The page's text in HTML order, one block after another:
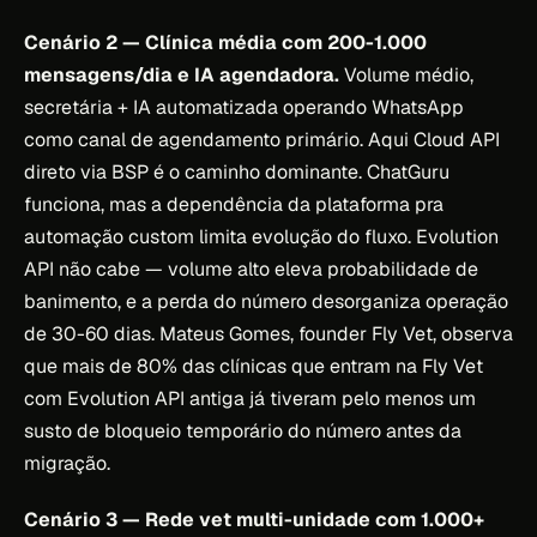
Cenário 2 — Clínica média com 200-1.000
mensagens/dia e IA agendadora.Volume médio,
secretária + IA automatizada operando WhatsApp
como canal de agendamento primário. Aqui Cloud API
direto via BSP é o caminho dominante. ChatGuru
funciona, mas a dependência da plataforma pra
automação custom limita evolução do fluxo. Evolution
API não cabe — volume alto eleva probabilidade de
banimento, e a perda do número desorganiza operação
de 30-60 dias. Mateus Gomes, founder Fly Vet, observa
que mais de 80% das clínicas que entram na Fly Vet
com Evolution API antiga já tiveram pelo menos um
susto de bloqueio temporário do número antes da
migração.
Cenário 3 — Rede vet multi-unidade com 1.000+